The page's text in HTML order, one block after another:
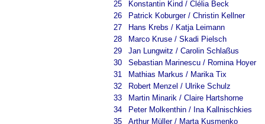
25
Konstantin Kind / Clélia Beck
26
Patrick Koburger / Christin Kellner
27
Hans Krebs / Katja Leimann
28
Marco Kruse / Skadi Pielsch
29
Jan Lungwitz / Carolin Schlaßus
30
Sebastian Marinescu / Romina Hoyer
31
Mathias Markus / Marika Tix
32
Robert Menzel / Ulrike Schulz
33
Martin Minarik / Claire Hartshorne
34
Peter Molkenthin / Ina Kallnischkies
35
Arthur Müller / Marta Kusmenko